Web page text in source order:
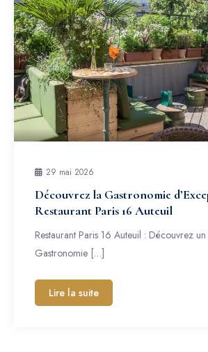
29 mai 2026
Découvrez la Gastronomie
Restaurant Paris 16 Auteuil
Restaurant Paris 16 Auteuil : Découvrez
Gastronomie […]
Lire la suite